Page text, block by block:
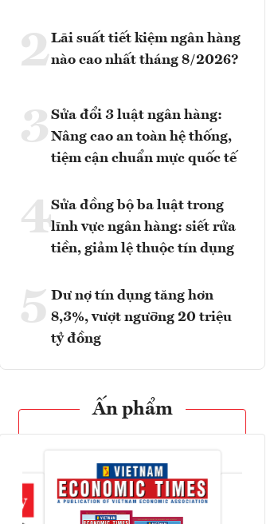
2Lãi suất tiết kiệm ngân hàng
nào cao nhất tháng 8/2026?
3 Sửa đổi 3 luật ngân hàng:
Nâng cao an toàn hệ thống,
tiệm cận chuẩn mực quốc tế
4Sửa đồng bộ ba luật trong
lĩnh vực ngân hàng: siết rửa
tiền, giảm lệ thuộc tín dụng
5 Dư nợ tín dụng tăng hơn
8,3%, vượt ngưỡng 20 triệu
tỷ đồng
Ấn phẩm